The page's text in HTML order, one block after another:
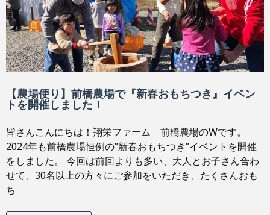
【農場便り】前橋農場で『新春おもちつき』イベン
トを開催しました！
皆さんこんにちは！翔栄ファーム 前橋農場のWです。
2024年も前橋農場恒例の”新春おもちつき”イベントを開催
をしました。 今回は前回よりも多い、大人とお子さん合わ
せて、30名以上の方々にご参加をいただき、たくさんおも
ち